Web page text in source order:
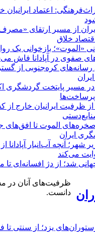
ظرفیت‌های آنان در
دانست.